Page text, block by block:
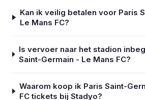
Kan ik veilig betalen voor Paris
Le Mans FC?
Is vervoer naar het stadion
Saint-Germain - Le Mans FC?
Waarom koop ik Paris Saint-
FC tickets bij Stadyo?